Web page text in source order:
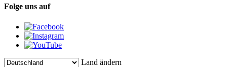
Folge uns auf
Land ändern